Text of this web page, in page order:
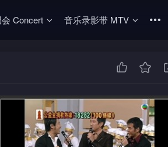
Concert 音乐录影带 MTV